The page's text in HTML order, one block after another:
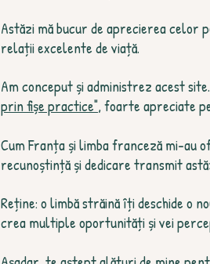
Astăzi mă bucur de aprecierea celor
relații excelente de viață.
Am conceput și administrez acest
prin fișe practice", foarte apreciate
Cum Franța și limba franceză mi-au
recunoștință și dedicare transmit
Reține: o limbă străină îți deschide o
crea multiple oportunități și vei